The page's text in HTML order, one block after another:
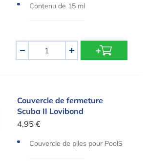
Contenu de 15 ml
+
fermeture Scuba II Lovibond
Couvercle de fermeture
Scuba II Lovibond
4,95 €
Couvercle de piles pour PoolS